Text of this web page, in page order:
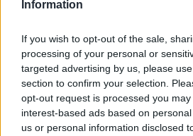
Information
If you wish to opt-out of the sale,
processing of your personal or
targeted advertising by us, please
section to confirm your selection.
opt-out request is processed you
interest-based ads based on
us or personal information disclosed
Kinderheim